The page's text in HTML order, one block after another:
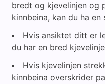
bredt og kjevelinjen og
kinnbeina, kan du ha
Hvis ansiktet ditt er
du har en bred
Hvis kjevelinjen
kinnbeina overskrider